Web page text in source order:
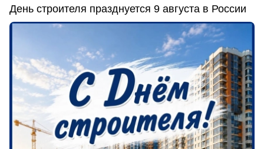
День строителя празднуется 9 августа в России